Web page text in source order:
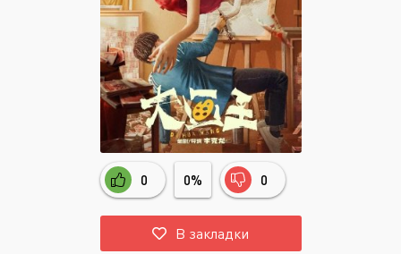
Запомнить
ВОЙТИ НА САЙТ
Регистрация Восстановить пароль
Или войти через
0 0% 0
В закладки